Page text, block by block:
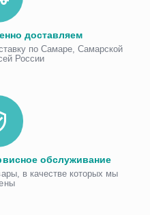
доставляем
по Самаре, Самарской
России
обслуживание
в качестве которых мы